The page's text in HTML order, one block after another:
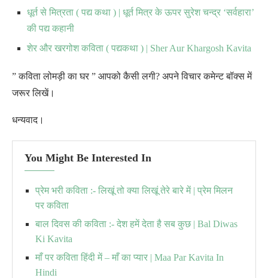
धूर्त से मित्रता ( पद्य कथा ) | धूर्त मित्र के ऊपर सुरेश चन्द्र ‘सर्वहारा’
की पद्य कहानी
शेर और खरगोश कविता ( पद्यकथा ) | Sher Aur Khargosh Kavita
” कविता लोमड़ी का घर ” आपको कैसी लगी? अपने विचार कमेन्ट बॉक्स में
जरूर लिखें।
धन्यवाद।
You Might Be Interested In
प्रेम भरी कविता :- लिखूं तो क्या लिखूं तेरे बारे में | प्रेम मिलन
पर कविता
बाल दिवस की कविता :- देश हमें देता है सब कुछ | Bal Diwas
Ki Kavita
माँ पर कविता हिंदी में – माँ का प्यार | Maa Par Kavita In
Hindi